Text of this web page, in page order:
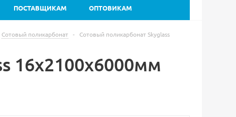
ПОСТАВЩИКАМ ОПТОВИКАМ
Сотовый поликарбонат -
Сотовый поликарбонат Skyglass
16х2100х6000мм